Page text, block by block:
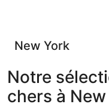
New York
Notre
chers à